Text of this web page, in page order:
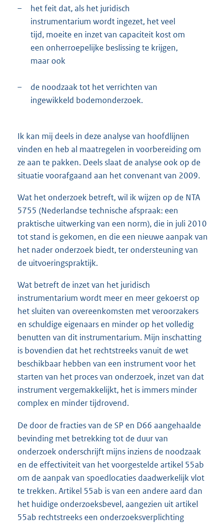
–
het feit dat, als het juridisch
instrumentarium wordt ingezet, het veel
tijd, moeite en inzet van capaciteit kost om
een onherroepelijke beslissing te krijgen,
maar ook
–
de noodzaak tot het verrichten van
ingewikkeld bodemonderzoek.
Ik kan mij deels in deze analyse van hoofdlijnen
vinden en heb al maatregelen in voorbereiding om
ze aan te pakken. Deels slaat de analyse ook op de
situatie voorafgaand aan het convenant van 2009.
Wat het onderzoek betreft, wil ik wijzen op de NTA
5755 (Nederlandse technische afspraak: een
praktische uitwerking van een norm), die in juli 2010
tot stand is gekomen, en die een nieuwe aanpak van
het nader onderzoek biedt, ter ondersteuning van
de uitvoeringspraktijk.
Wat betreft de inzet van het juridisch
instrumentarium wordt meer en meer gekoerst op
het sluiten van overeenkomsten met veroorzakers
en schuldige eigenaars en minder op het volledig
benutten van dit instrumentarium. Mijn inschatting
is bovendien dat het rechtstreeks vanuit de wet
beschikbaar hebben van een instrument voor het
starten van het proces van onderzoek, inzet van dat
instrument vergemakkelijkt, het is immers minder
complex en minder tijdrovend.
De door de fracties van de SP en D66 aangehaalde
bevinding met betrekking tot de duur van
onderzoek onderschrijft mijns inziens de noodzaak
en de effectiviteit van het voorgestelde artikel 55ab
om de aanpak van spoedlocaties daadwerkelijk vlot
te trekken. Artikel 55ab is van een andere aard dan
het huidige onderzoeksbevel, aangezien uit artikel
55ab rechtstreeks een onderzoeksverplichting